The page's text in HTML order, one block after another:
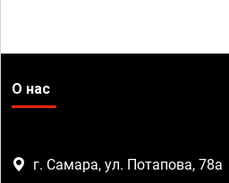
О нас
г. Самара, ул. Потапова, 78а